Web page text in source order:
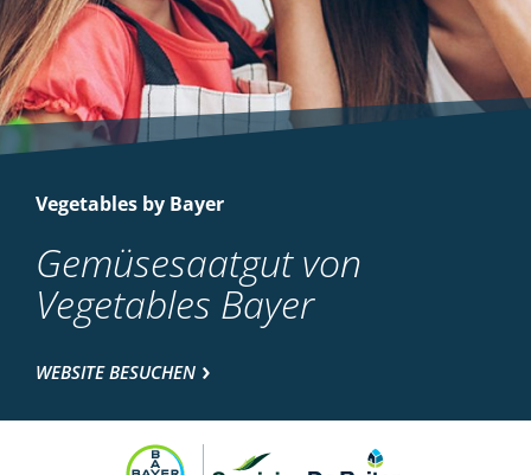
Vegetables by Bayer
Gemüsesaatgut von
Vegetables Bayer
WEBSITE BESUCHEN